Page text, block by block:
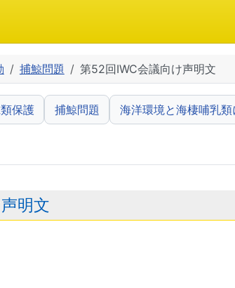
捕鯨問題 第52回IWC会議向け声明文
保護 捕鯨問題 海洋環境と海棲哺乳
明文